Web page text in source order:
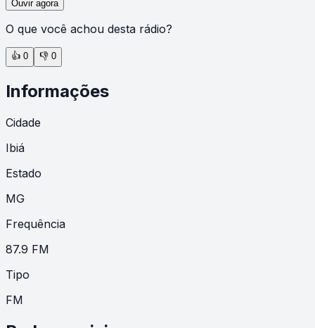
Ouvir agora
O que você achou desta rádio?
👍 0 👎 0
Informações
Cidade
Ibiá
Estado
MG
Frequência
87.9 FM
Tipo
FM